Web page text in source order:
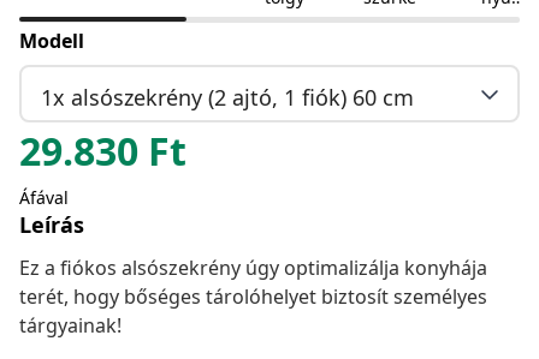
fehér
Modell
1x alsószekrény (2 ajtó, 1 fiók) 60 cm
29.830 Ft
Áfával
Leírás
Ez a fiókos alsószekrény úgy optimalizálja konyhája
terét, hogy bőséges tárolóhelyet biztosít személyes
tárgyainak!